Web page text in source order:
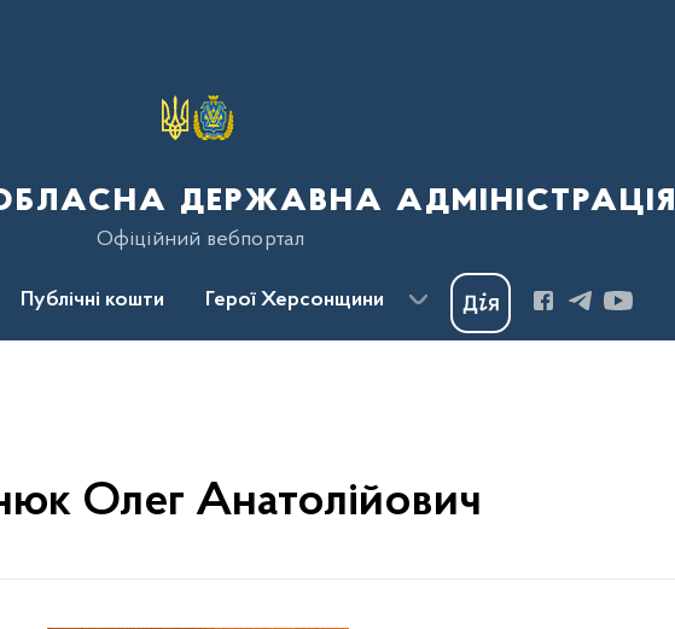
державна адміністрація
Офіційний вебпортал
Публічні кошти Герої Херсонщини
Олег Анатолійович